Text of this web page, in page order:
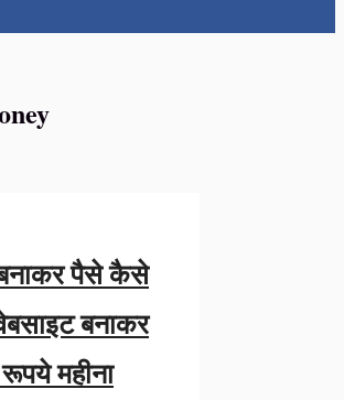
पैसे कैसे
बनाकर
महीना